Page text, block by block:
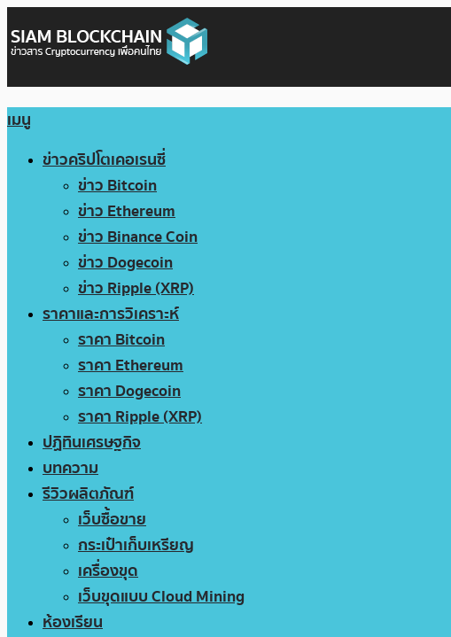
เมนู
ข่าวคริปโตเคอเรนซี่
ข่าว Bitcoin
ข่าว Ethereum
ข่าว Binance Coin
ข่าว Dogecoin
ข่าว Ripple (XRP)
ราคาและการวิเคราะห์
ราคา Bitcoin
ราคา Ethereum
ราคา Dogecoin
ราคา Ripple (XRP)
ปฏิทินเศรษฐกิจ
บทความ
รีวิวผลิตภัณฑ์
เว็บซื้อขาย
กระเป๋าเก็บเหรียญ
เครื่องขุด
เว็บขุดแบบ Cloud Mining
ห้องเรียน